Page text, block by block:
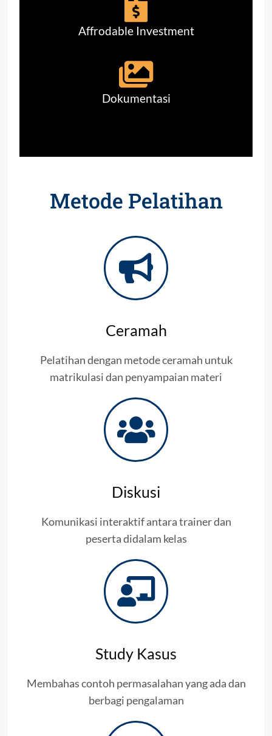
Affrodable Investment
Dokumentasi
Metode Pelatihan
Ceramah
Pelatihan dengan metode ceramah untuk
matrikulasi dan penyampaian materi
Diskusi
Komunikasi interaktif antara trainer dan
peserta didalam kelas
Study Kasus
Membahas contoh permasalahan yang ada dan
berbagi pengalaman